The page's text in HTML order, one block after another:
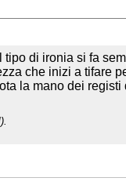
di ironia si fa
che inizi a tifare
la mano dei